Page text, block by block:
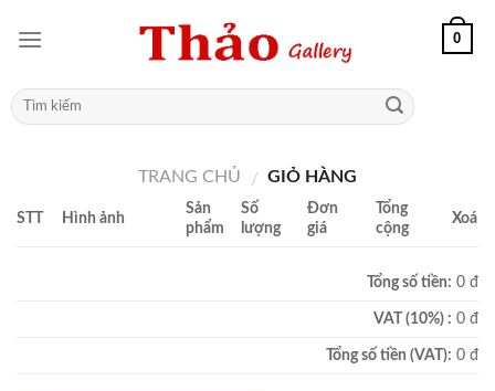
0
TRANG CHỦ / GIỎ HÀNG
STT Hình ảnh
Sản
phẩm
Số
lượng
Đơn
giá
Tổng
cộng
Xoá
Tổng số tiền: 0 đ
VAT (10%) : 0 đ
Tổng số tiền (VAT): 0 đ